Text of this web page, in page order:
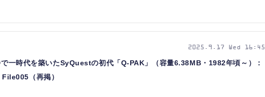
で一時代を築いたSyQuestの初代「Q-PAK」（容量6.38MB・1982年頃～）：
（再掲）
2025.9.17 Wed 16:45